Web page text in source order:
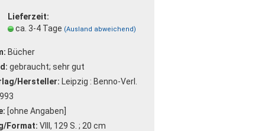
Lieferzeit:
ca. 3-4 Tage (Ausland abweichend)
Bücher
gebraucht; sehr gut
Hersteller: Leipzig : Benno-Verl.
[ohne Angaben]
Format: VIII, 129 S. ; 20 cm